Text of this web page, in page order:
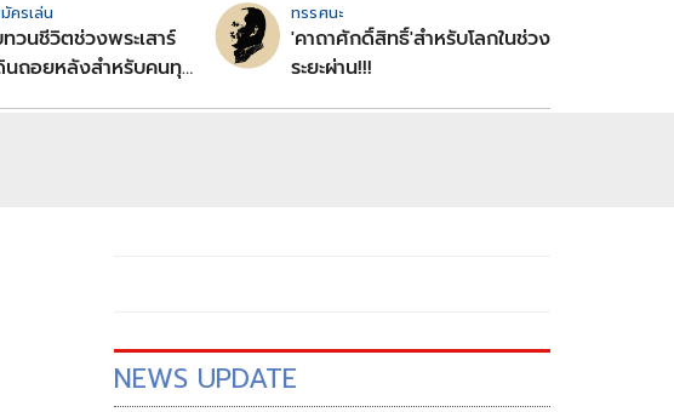
ครเล่น
วนชีวิตช่วงพระเสาร์
นถอยหลังสำหรับคนทุก
ทรรศนะ
'คาถาศักดิ์สิทธิ์'สำหรับโลกในช่วง
ระยะผ่าน!!!
NEWS UPDATE